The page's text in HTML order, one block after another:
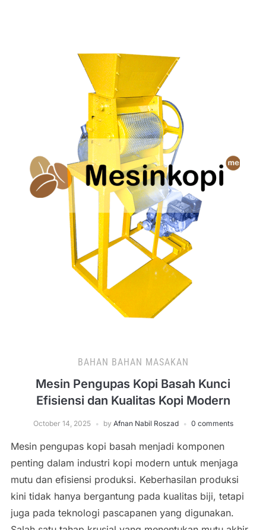
BAHAN BAHAN MASAKAN
Mesin Pengupas Kopi Basah Kunci
Efisiensi dan Kualitas Kopi Modern
October 14, 2025 by Afnan Nabil Roszad 0 comments
Mesin pengupas kopi basah menjadi komponen
penting dalam industri kopi modern untuk menjaga
mutu dan efisiensi produksi. Keberhasilan produksi
kini tidak hanya bergantung pada kualitas biji, tetapi
juga pada teknologi pascapanen yang digunakan.